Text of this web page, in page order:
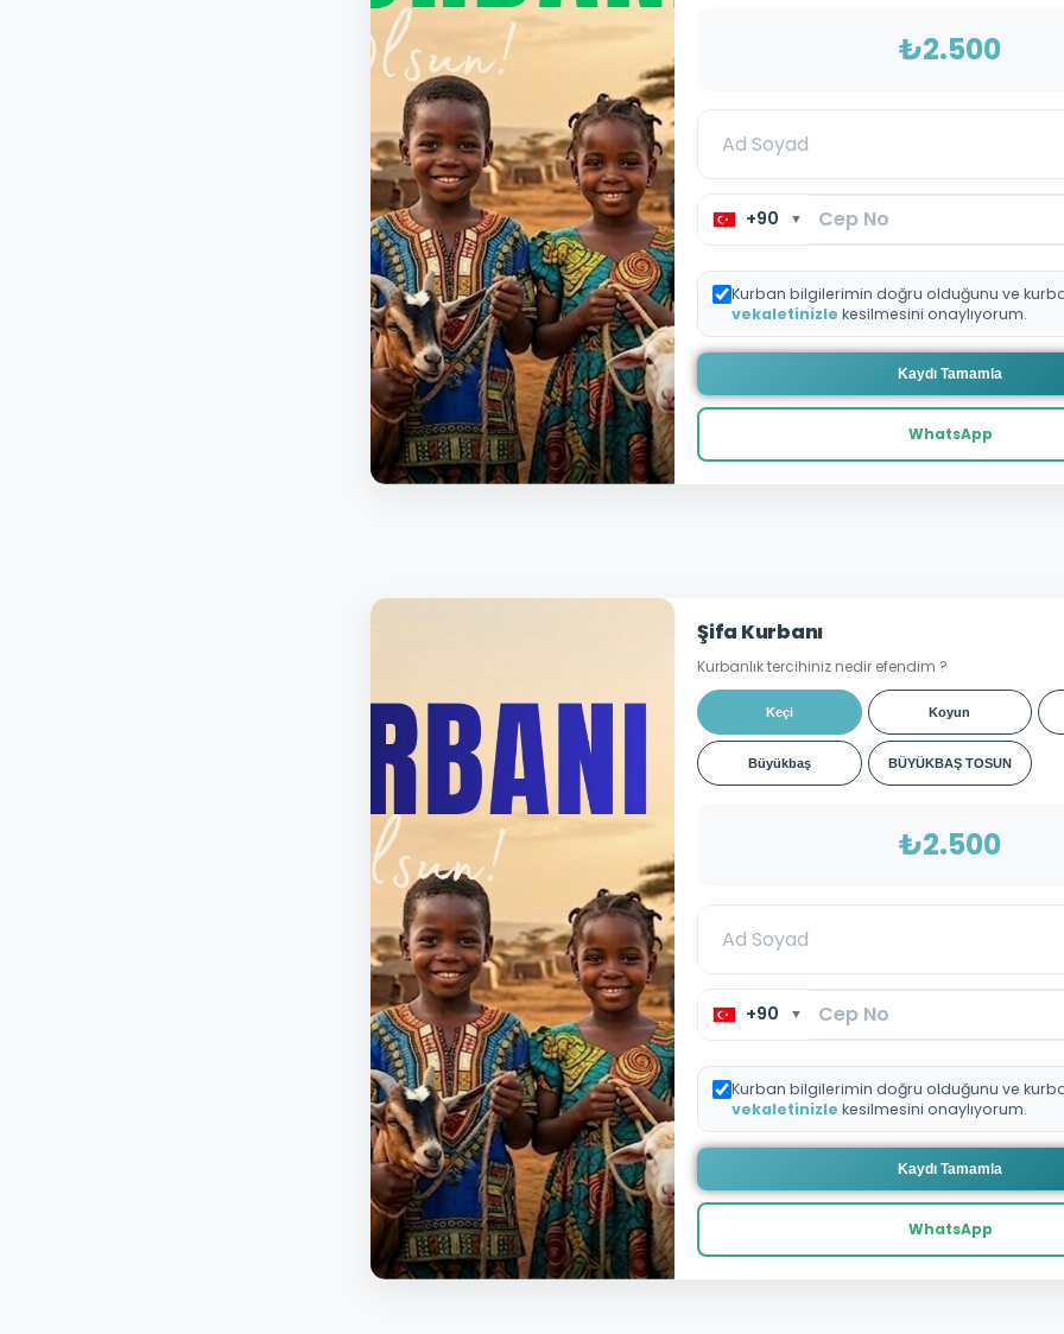
₺2.500
+90 ▼
Kurban bilgilerimin doğru olduğunu ve
vekaletinizle kesilmesini onaylıyorum.
Kaydı Tamamla
WhatsApp
Şifa Kurbanı
Kurbanlık tercihiniz nedir efendim ?
Keçi Koyun
Büyükbaş BÜYÜKBAŞ TOSUN
₺2.500
+90 ▼
Kurban bilgilerimin doğru olduğunu ve
vekaletinizle kesilmesini onaylıyorum.
Kaydı Tamamla
WhatsApp